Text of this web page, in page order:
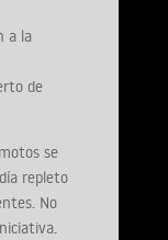
a la
de
se
repleto
No